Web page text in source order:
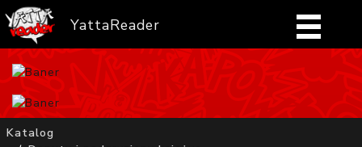
YattaReader
Home
Katalog